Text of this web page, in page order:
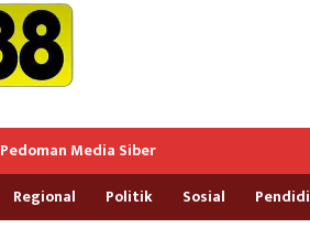
Pedoman Media Siber
Regional Politik Sosial